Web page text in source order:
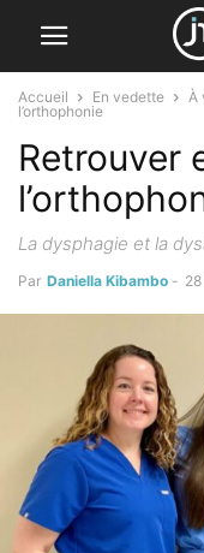
Accueil En vedette À
l’orthophonie
Retrouver
La dysphagie et la
Par Daniella Kibambo -